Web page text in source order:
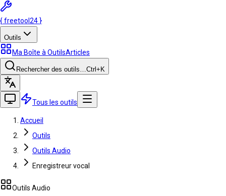
{freetool 24 }
Outils
Ma Boîte à OutilsArticles
Rechercher des outils…Ctrl +K
Tous les outils
Accueil
Outils
Outils Audio
Enregistreur vocal
Outils Audio